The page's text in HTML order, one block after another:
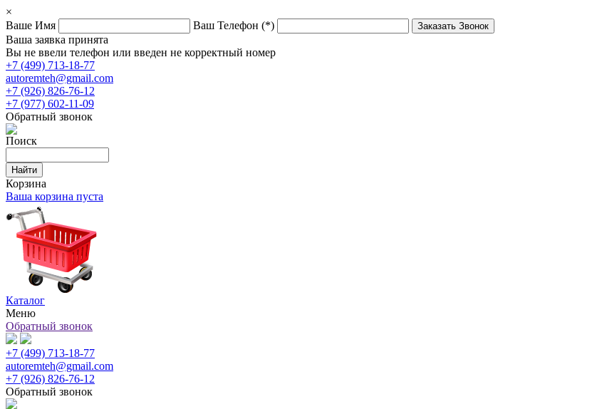
×
Ваше Имя
Ваш Телефон (*)
Ваша заявка принята
Вы не ввели телефон или введен не корректный номер
+7 (499) 713-18-77
autoremteh@gmail.com
+7 (926) 826-76-12
+7 (977) 602-11-09
Обратный звонок
Поиск
Корзина
Ваша корзина пуста
Каталог
Меню
Обратный звонок
+7 (499) 713-18-77
autoremteh@gmail.com
+7 (926) 826-76-12
Обратный звонок